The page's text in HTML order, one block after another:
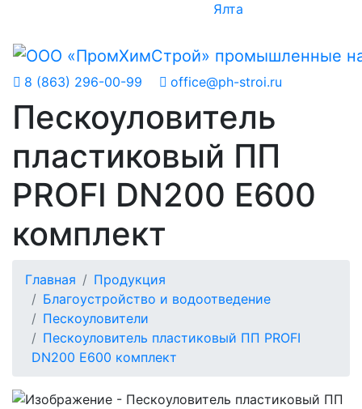
Ялта
8 (863) 296-00-99 office@ph-stroi.ru
Пескоуловитель
пластиковый ПП
PROFI DN200 E600
комплект
Главная
Продукция
Благоустройство и водоотведение
Пескоуловители
Пескоуловитель пластиковый ПП PROFI
DN200 E600 комплект